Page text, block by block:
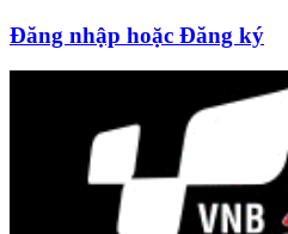
Đăng nhập hoặc Đăng ký